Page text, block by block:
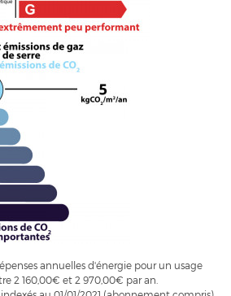
annuelles d'énergie pour un usage
2 160,00€ et 2 970,00€ par an.